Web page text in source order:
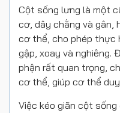
Cột sống lưng là một
cơ, dây chằng và gân,
cơ thể, cho phép thực
gập, xoay và nghiêng.
phận rất quan trọng,
cơ thể, giúp cơ thể
Việc kéo giãn cột